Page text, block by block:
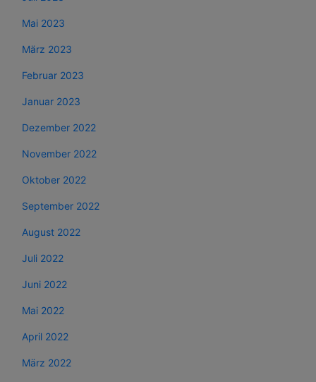
Mai 2023
März 2023
Februar 2023
Januar 2023
Dezember 2022
November 2022
Oktober 2022
September 2022
August 2022
Juli 2022
Juni 2022
Mai 2022
April 2022
März 2022